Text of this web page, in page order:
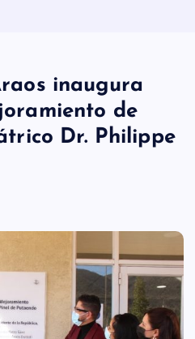
inaugura
de
Dr. Philippe